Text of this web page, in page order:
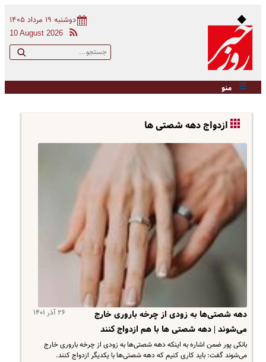
دوشنبه ۱۹ مرداد ۱۴۰۵
10 August 2026
منو
ازدواج دهه شصتی ها
۲۶ آذر ۱۴۰۱
دهه شصتی‌ها به زودی از چرخه باروری خارج
می‌شوند | دهه شصتی ها با هم ازدواج کنند
بانکی پور ضمن اشاره به اینکه دهه شصتی‌ها به زودی از چرخه باروری خارج
می‌شوند گفت: باید کاری کنیم که دهه شصتی‌ها با یکدیگر ازدواج کنند.